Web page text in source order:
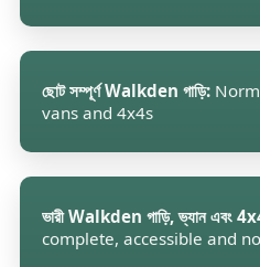
ছোট সম্পূর্ণ Walkden গাড়ি:
vans and 4x4s
ভারী Walkden গাড়ি, ভ্যান এবং
complete, accessible and